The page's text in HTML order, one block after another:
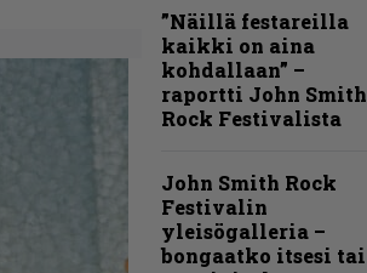
”Näillä festareilla
kaikki on aina
kohdallaan” –
raportti John Smith
Rock Festivalista
John Smith Rock
Festivalin
yleisögalleria –
bongaatko itsesi tai